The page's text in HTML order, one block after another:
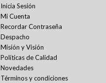
Inicia Sesión
Mi Cuenta
Recordar Contraseña
Despacho
Misión y Visión
Políticas de Calidad
Novedades
Términos y condiciones